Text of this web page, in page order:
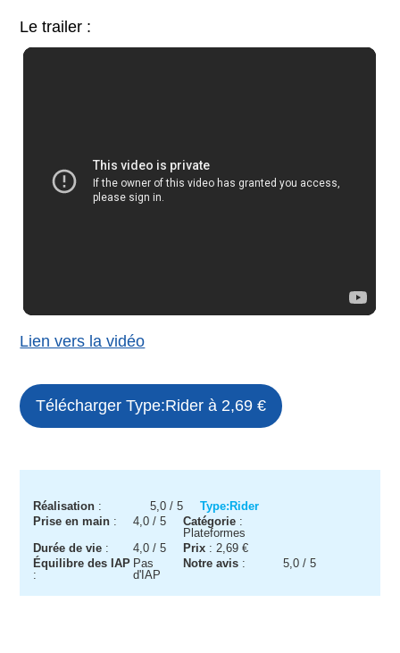
Le trailer :
Lien vers la vidéo
Télécharger Type:Rider à 2,69 €
Réalisation : 5,0 / 5
Type:Rider
Prise en main : 4,0 / 5 Catégorie :
Plateformes
Durée de vie : 4,0 / 5 Prix : 2,69 €
Équilibre des IAP
:
Pas
d'IAP
Notre avis : 5,0 / 5